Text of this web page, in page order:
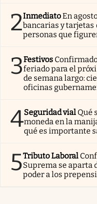
2InmediatoEn
bancarias y tarjetas
personas que
3Festivos
feriado para el
de semana largo:
oficinas
4Seguridad vial Qué
moneda en la
qué es importante
5Tributo Laboral
Suprema se aparta
poder a los